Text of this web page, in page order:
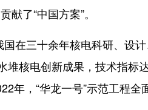
了“中国方案”。
在三十余年核电科研、设
堆核电创新成果，技术指标
年，“华龙一号”示范工程全